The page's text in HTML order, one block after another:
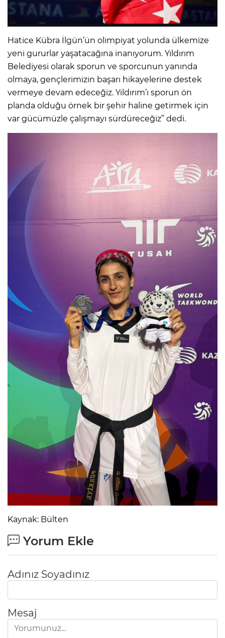
Hatice Kübra İlgün’ün olimpiyat yolunda ülkemize
yeni gururlar yaşatacağına inanıyorum. Yıldırım
Belediyesi olarak sporun ve sporcunun yanında
olmaya, gençlerimizin başarı hikayelerine destek
vermeye devam edeceğiz. Yıldırım’ı sporun ön
planda olduğu örnek bir şehir haline getirmek için
var gücümüzle çalışmayı sürdüreceğiz” dedi.
Kaynak: Bülten
Yorum Ekle
Adınız Soyadınız
Mesaj